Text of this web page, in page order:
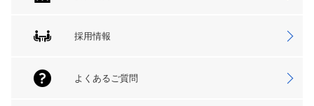
採用情報
よくあるご質問